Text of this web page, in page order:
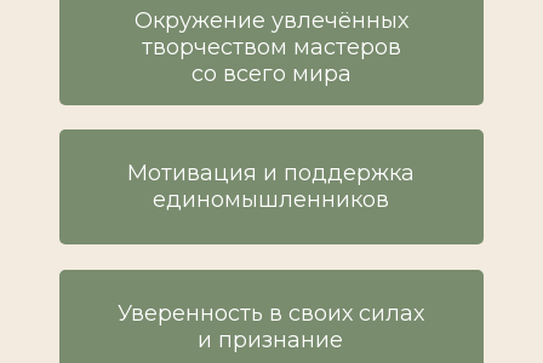
Окружение увлечённых
творчеством мастеров
со всего мира
Мотивация и поддержка
единомышленников
Уверенность в своих силах
и признание